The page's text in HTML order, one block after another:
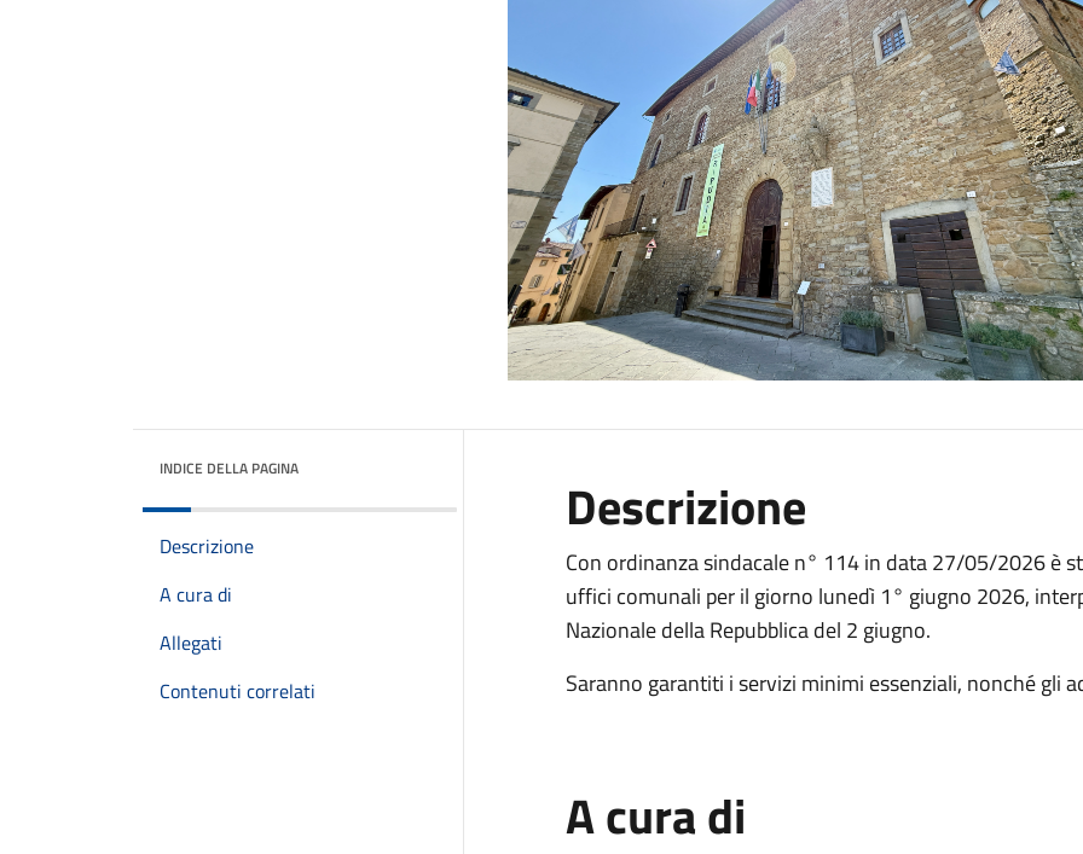
INDICE DELLA PAGINA
Descrizione
A cura di
Allegati
Contenuti correlati
Descrizione
Con ordinanza sindacale n° 114 in data 27/05/2026 è
uffici comunali per il giorno lunedì 1° giugno 2026,
Nazionale della Repubblica del 2 giugno.
Saranno garantiti i servizi minimi essenziali, nonché gli
A cura di